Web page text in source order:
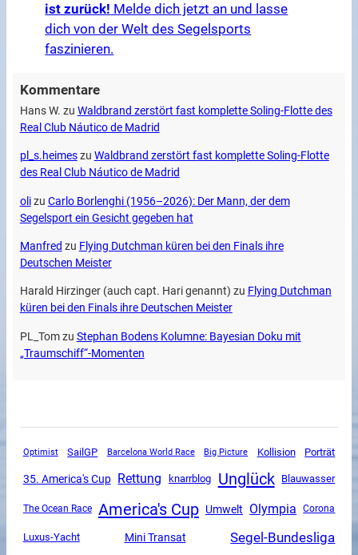
ist zurück! Melde dich jetzt an und lasse
dich von der Welt des Segelsports
faszinieren.
Kommentare
Hans W. zu Waldbrand zerstört fast komplette Soling-Flotte des
Real Club Náutico de Madrid
pl_s.heimeszu Waldbrand zerstört fast komplette Soling-Flotte
des Real Club Náutico de Madrid
olizu Carlo Borlenghi (1956–2026): Der Mann, der dem
Segelsport ein Gesicht gegeben hat
Manfred zu Flying Dutchman küren bei den Finals ihre
Deutschen Meister
Harald Hirzinger (auch capt. Hari genannt) zu Flying Dutchman
küren bei den Finals ihre Deutschen Meister
PL_Tomzu Stephan Bodens Kolumne: Bayesian Doku mit
„Traumschiff“-Momenten
Optimist SailGP Barcelona World Race Big Picture Kollision Porträt
35. America's Cup Rettung knarrblog Unglück Blauwasser
The Ocean Race America's Cup Umwelt Olympia Corona
Luxus-Yacht Mini Transat Segel-Bundesliga